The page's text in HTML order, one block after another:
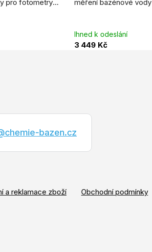
pro fotometry
měření bazénové vody
5,0
Ihned k odeslání
3 449 Kč
chemie-bazen.cz
a reklamace zboží Obchodní podmínky